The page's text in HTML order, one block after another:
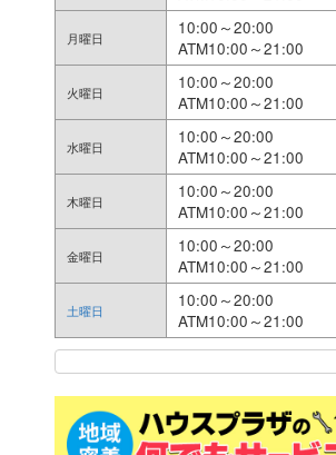
月曜日
10:00～20:00
ATM10:00～21:00
火曜日
10:00～20:00
ATM10:00～21:00
水曜日
10:00～20:00
ATM10:00～21:00
木曜日
10:00～20:00
ATM10:00～21:00
金曜日
10:00～20:00
ATM10:00～21:00
土曜日
10:00～20:00
ATM10:00～21:00